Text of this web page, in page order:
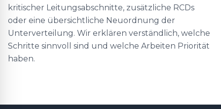
kritischer Leitungsabschnitte, zusätzliche RCDs
oder eine übersichtliche Neuordnung der
Unterverteilung. Wir erklären verständlich, welche
Schritte sinnvoll sind und welche Arbeiten Priorität
haben.